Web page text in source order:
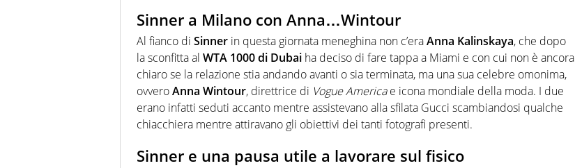
Sinner a Milano con Anna…Wintour
Al fianco di Sinner in questa giornata meneghina non c’eraAnna Kalinskaya, che dopo
la sconfitta al WTA 1000 di Dubai ha deciso di fare tappa a Miami e con cui non è ancora
chiaro se la relazione stia andando avanti o sia terminata, ma una sua celebre omonima,
ovveroAnna Wintour, direttrice di Vogue Americae icona mondiale della moda. I due
erano infatti seduti accanto mentre assistevano alla sfilata Gucci scambiandosi qualche
chiacchiera mentre attiravano gli obiettivi dei tanti fotografi presenti.
Sinner e una pausa utile a lavorare sul fisico